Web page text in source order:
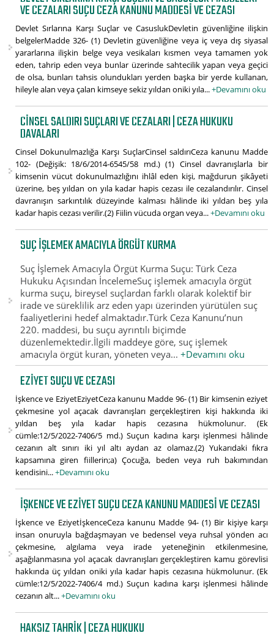
VE CEZALARI SUÇU CEZA KANUNU MADDESI VE CEZASI
Devlet Sırlarına Karşı Suçlar ve CasuslukDevletin güvenliğine ilişkin
belgelerMadde 326- (1) Devletin güvenliğine veya iç veya dış siyasal
yararlarına ilişkin belge veya vesikaları kısmen veya tamamen yok
eden, tahrip eden veya bunlar üzerinde sahtecilik yapan veya geçici
de olsa, bunları tahsis olundukları yerden başka bir yerde kullanan,
hileyle alan veya çalan kimseye sekiz yıldan oniki yıla...+Devamını oku
CINSEL SALDIRI SUÇLARI VE CEZALARI | CEZA HUKUKU
DAVALARI
Cinsel Dokunulmazlığa Karşı SuçlarCinsel saldırıCeza kanunu Madde
102- (Değişik: 18/6/2014-6545/58 md.) (1) Cinsel davranışlarla bir
kimsenin vücut dokunulmazlığını ihlâl eden kişi, mağdurun şikâyeti
üzerine, beş yıldan on yıla kadar hapis cezası ile cezalandırılır. Cinsel
davranışın sarkıntılık düzeyinde kalması hâlinde iki yıldan beş yıla
kadar hapis cezası verilir.(2) Fiilin vücuda organ veya...+Devamını oku
SUÇ İŞLEMEK AMACIYLA ÖRGÜT KURMA
Suç İşlemek Amacıyla Örgüt Kurma Suçu: Türk Ceza
Hukuku Açısından İncelemeSuç işlemek amacıyla örgüt
kurma suçu, bireysel suçlardan farklı olarak kolektif bir
irade ve süreklilik arz eden yapı üzerinden yürütülen suç
faaliyetlerini hedef almaktadır.Türk Ceza Kanunu’nun
220. maddesi, bu suçu ayrıntılı biçimde
düzenlemektedir.İlgili maddeye göre, suç işlemek
amacıyla örgüt kuran, yöneten veya...+Devamını oku
EZIYET SUÇU VE CEZASI
İşkence ve EziyetEziyetCeza kanunu Madde 96- (1) Bir kimsenin eziyet
çekmesine yol açacak davranışları gerçekleştiren kişi hakkında iki
yıldan beş yıla kadar hapis cezasına hükmolunur. (Ek
cümle:12/5/2022-7406/5 md.) Suçun kadına karşı işlenmesi hâlinde
cezanın alt sınırı iki yıl altı aydan az olamaz.(2) Yukarıdaki fıkra
kapsamına giren fiillerin;a) Çocuğa, beden veya ruh bakımından
kendisini...+Devamını oku
İŞKENCE VE EZIYET SUÇU CEZA KANUNU MADDESI VE CEZASI
İşkence ve EziyetİşkenceCeza kanunu Madde 94- (1) Bir kişiye karşı
insan onuruyla bağdaşmayan ve bedensel veya ruhsal yönden acı
çekmesine, algılama veya irade yeteneğinin etkilenmesine,
aşağılanmasına yol açacak davranışları gerçekleştiren kamu görevlisi
hakkında üç yıldan oniki yıla kadar hapis cezasına hükmolunur. (Ek
cümle:12/5/2022-7406/4 md.) Suçun kadına karşı işlenmesi hâlinde
cezanın alt...+Devamını oku
HAKSIZ TAHRIK | CEZA HUKUKU